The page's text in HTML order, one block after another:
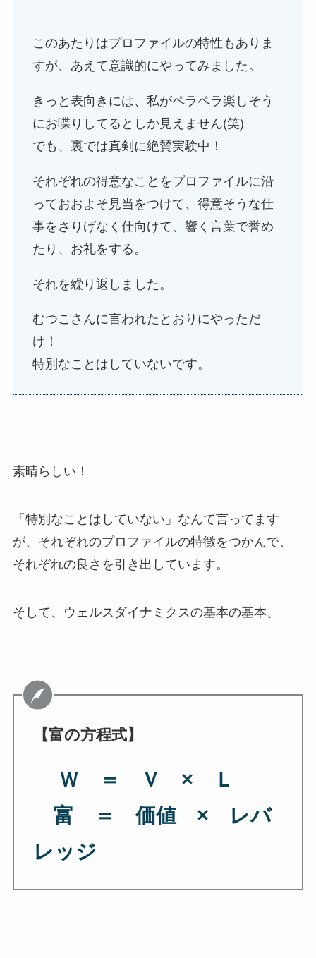
このあたりはプロファイルの特性もありま
すが、あえて意識的にやってみました。
きっと表向きには、私がペラペラ楽しそう
にお喋りしてるとしか見えません(笑)
でも、裏では真剣に絶賛実験中！
それぞれの得意なことをプロファイルに沿
っておおよそ見当をつけて、得意そうな仕
事をさりげなく仕向けて、響く言葉で誉め
たり、お礼をする。
それを繰り返しました。
むつこさんに言われたとおりにやっただ
け！
特別なことはしていないです。
素晴らしい！
「特別なことはしていない」なんて言ってます
が、それぞれのプロファイルの特徴をつかんで、
それぞれの良さを引き出しています。
そして、ウェルスダイナミクスの基本の基本、
【富の方程式】
Ｗ ＝ Ｖ × Ｌ
富 ＝ 価値 × レバ
レッジ